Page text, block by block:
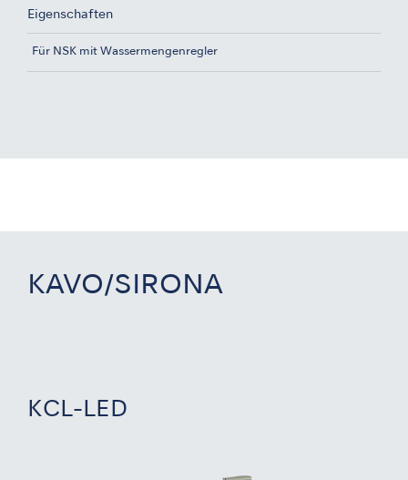
Eigenschaften
Für NSK mit Wassermengenregler
KAVO/SIRONA
KCL-LED